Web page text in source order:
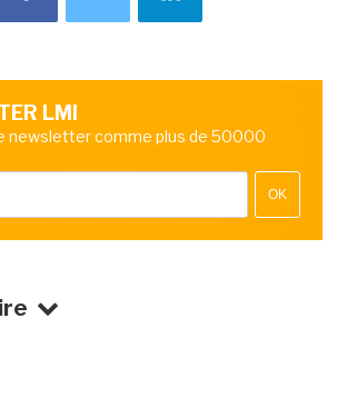
LMI
newsletter comme plus de 50000
OK